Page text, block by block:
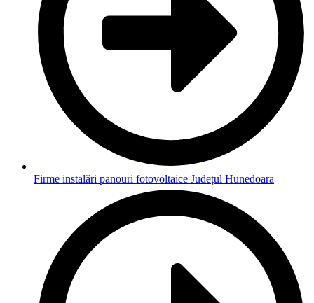
Firme instalări panouri fotovoltaice Județul Hunedoara